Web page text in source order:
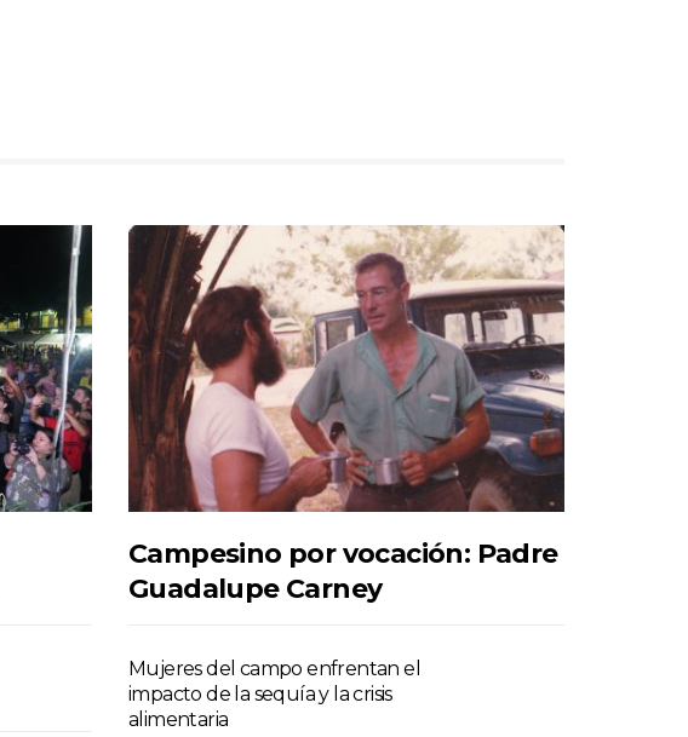
Campesino por vocación: Padre
Guadalupe Carney
Mujeres del campo enfrentan el
impacto de la sequía y la crisis
alimentaria